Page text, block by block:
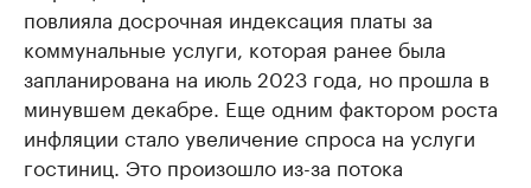
повлияла досрочная индексация платы за
коммунальные услуги, которая ранее была
запланирована на июль 2023 года, но прошла в
минувшем декабре. Еще одним фактором роста
инфляции стало увеличение спроса на услуги
гостиниц. Это произошло из-за потока